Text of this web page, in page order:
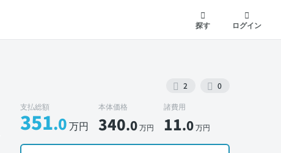
探す
ログイン
2 0
支払総額
351.0万円
本体価格
340.0万円
諸費用
11.0万円